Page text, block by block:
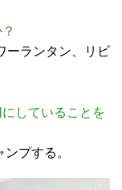
ーランタン、リビ
していることを
プする。